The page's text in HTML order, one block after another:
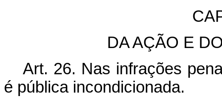
DA AÇÃO E
Art. 26. Nas infrações
é pública incondicionada.